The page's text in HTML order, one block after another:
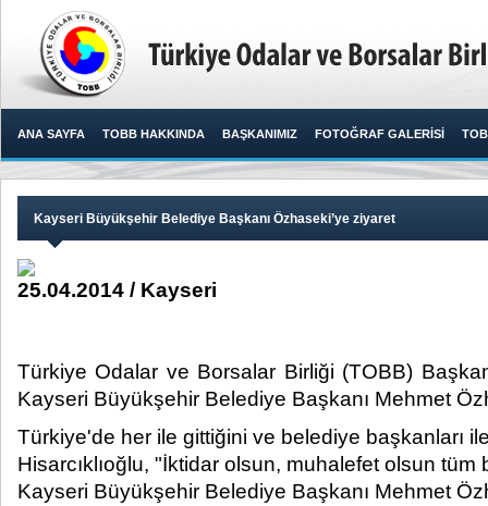
ANA SAYFA TOBB HAKKINDA BAŞKANIMIZ FOTOĞRAF GALERİSİ
Kayseri Büyükşehir Belediye Başkanı Özhaseki’ye ziyaret
25.04.2014 / Kayseri
Türkiye Odalar ve Borsalar Birliği (TOBB)
Kayseri Büyükşehir Belediye Başkanı Mehmet
Türkiye'de her ile gittiğini ve belediye başkanları
Hisarcıklıoğlu, "İktidar olsun, muhalefet olsun tüm
Kayseri Büyükşehir Belediye Başkanı Mehmet